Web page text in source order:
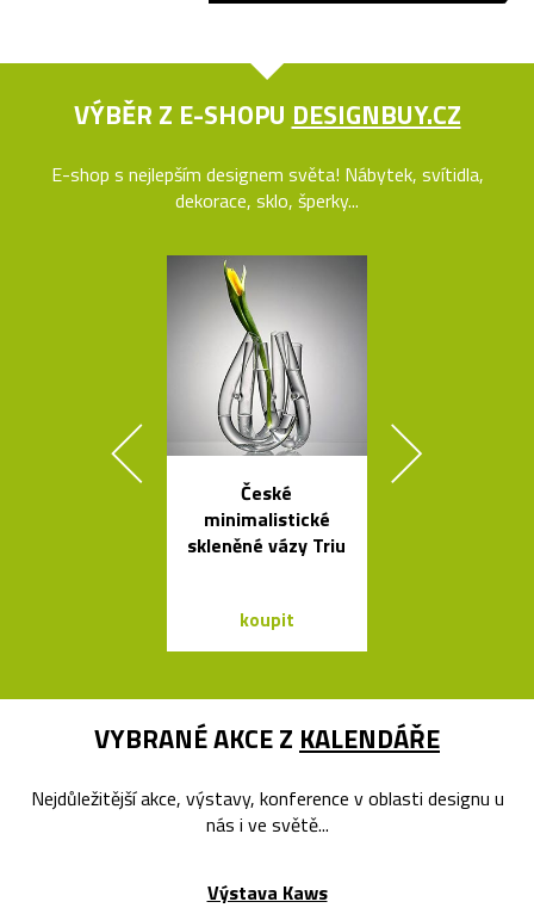
VÝBĚR Z E-SHOPU DESIGNBUY.CZ
E-shop s nejlepším designem světa! Nábytek, svítidla,
dekorace, sklo, šperky...
České
minimalistické
skleněné vázy Triu
koupit
VYBRANÉ AKCE Z KALENDÁŘE
Nejdůležitější akce, výstavy, konference v oblasti designu u
nás i ve světě...
Výstava Kaws